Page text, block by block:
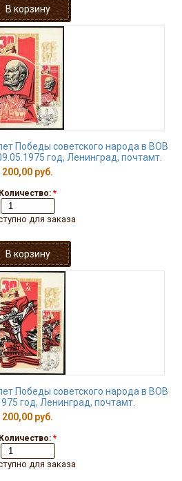
Победы советского народа в ВОВ
год, Ленинград, почтамт.
200,00 руб.
Количество: *
для заказа
Победы советского народа в ВОВ
год, Ленинград, почтамт.
200,00 руб.
Количество: *
для заказа